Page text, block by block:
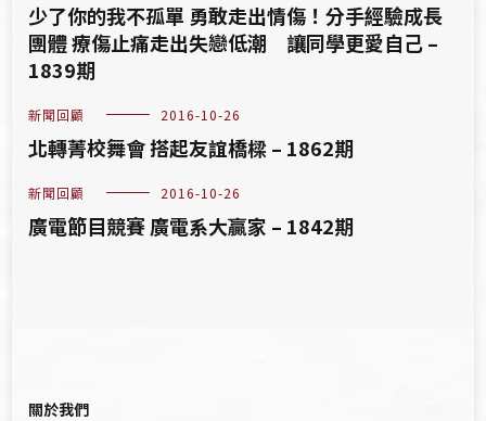
少了你的我不孤單 勇敢走出情傷！分手經驗成長
團體 療傷止痛走出失戀低潮 讓同學更愛自己 –
1839期
新聞回顧 2016-10-26
北轉菁校舞會 搭起友誼橋樑 – 1862期
新聞回顧 2016-10-26
廣電節目競賽 廣電系大贏家 – 1842期
關於我們